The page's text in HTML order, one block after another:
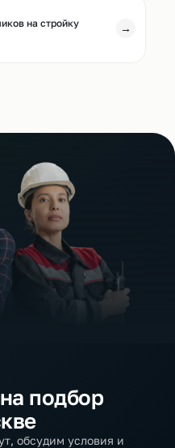
на стройку
→
подбор
обсудим условия и